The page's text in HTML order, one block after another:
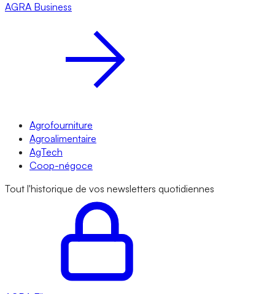
AGRA Business
Agrofourniture
Agroalimentaire
AgTech
Coop-négoce
Tout l'historique de vos newsletters quotidiennes